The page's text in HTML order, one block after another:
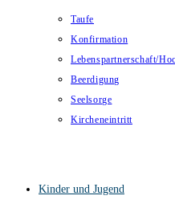
Taufe
Konfirmation
Lebenspartnerschaft/
Beerdigung
Seelsorge
Kircheneintritt
Kinder und Jugend